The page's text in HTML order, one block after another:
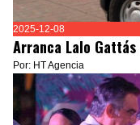
2025-12-08
Arranca Lalo
Por: HT Agencia